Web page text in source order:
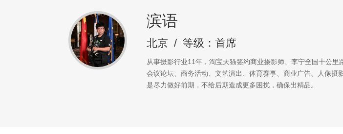
滨语
北京 / 等级：首席
从事摄影行业11年，淘宝天猫签约商业摄影师、李宁全国十公里
会议论坛、商务活动、文艺演出、体育赛事、商业广告、人像摄
是尽力做好前期，不给后期造成更多困扰，确保出精品。